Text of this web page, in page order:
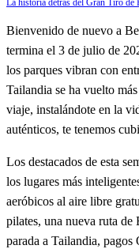
La historia detrás del Gran Tiro de
Bienvenido de nuevo a
termina el 3 de julio de
los parques vibran con
Tailandia se ha vuelto
viaje, instalándote en la
auténticos, te tenemos
Los destacados de esta
los lugares más
aeróbicos al aire libre
pilates, una nueva ruta de
parada a Tailandia,